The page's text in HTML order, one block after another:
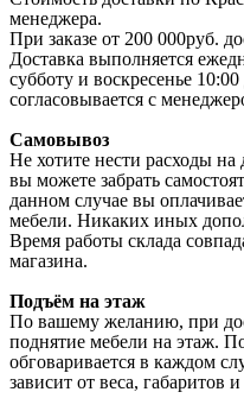
менеджера.
При заказе от 200 000руб.
Доставка выполняется
субботу и воскресенье
согласовывается с
Самовывоз
Не хотите нести расходы
вы можете забрать
данном случае вы
мебели. Никаких иных
Время работы склада
магазина.
Подъём на этаж
По вашему желанию, при
поднятие мебели на этаж.
обговаривается в каждом
зависит от веса, габаритов